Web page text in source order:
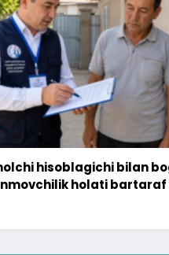
bilan bog‘liq
qilindi